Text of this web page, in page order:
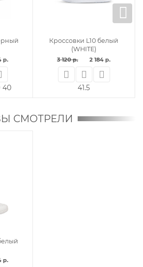
р.
40
Кроссовки L10 белый
(WHITE)
3 120 р. 2 184 р.
41.5
СМОТРЕЛИ
р.